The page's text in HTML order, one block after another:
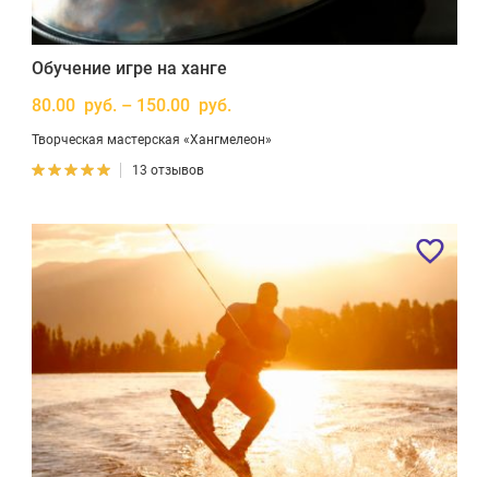
Обучение игре на ханге
80.00 руб. – 150.00 руб.
Творческая мастерская «Хангмелеон»
13 отзывов